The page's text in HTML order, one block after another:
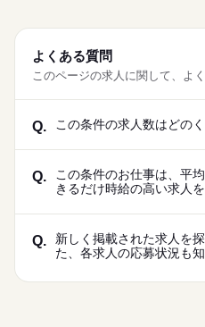
よくある質問
このページの求人に関して、よ
Q. この条件の求人数はどの
Q.
この条件のお仕事は、平
きるだけ時給の高い求人
Q.
新しく掲載された求人を
た、各求人の応募状況も知